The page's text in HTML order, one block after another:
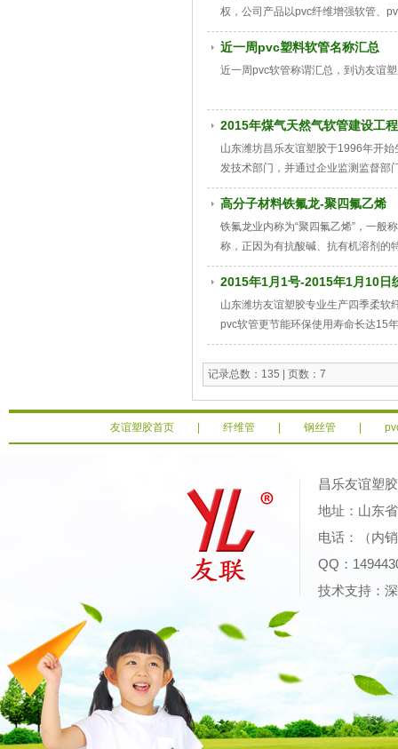
权，公司产品以pvc纤维增强软管、
品级软管，食品级增强软管，煤气、
电钢丝管，灌溉用水管，花园管,蛇
诚信、重品质、创名牌为宗旨，服务
近一周pvc塑料软管名称汇总
近一周pvc软管称谓汇总，到访友谊
2015年煤气天然气软管建设工程
山东潍坊昌乐友谊塑胶于1996年开
发技术部门，并通过企业监测监督部
的输送要求不容忽视，友谊塑胶生产
灶具及热水器与进气口间的柔性连接
高分子材料铁氟龙-聚四氟乙烯
铁氟龙业内称为“聚四氟乙烯”，一般
称，正因为有抗酸碱、抗有机溶剂的
为塑料水管内层的理想涂料。
2015年1月1号-2015年1月10日
山东潍坊友谊塑胶专业生产四季柔软
pvc软管更节能环保使用寿命长达15
工,农业,渔业养殖,园林灌溉等领域,软
记录总数：135 | 页数：7
友谊塑胶首页 纤维管 钢丝管
昌乐友谊
地址：山东
电话：（内
QQ：
技术支持：